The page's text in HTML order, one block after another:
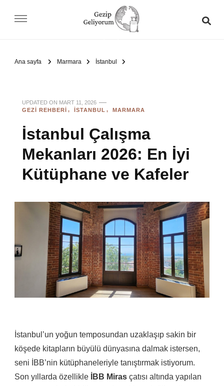
Ana sayfa Marmara İstanbul
UPDATED ON MART 11, 2026
GEZI REHBERI
İSTANBUL MARMARA
İstanbul Çalışma
Mekanları 2026: En İyi
Kütüphane ve Kafeler
İstanbul’un yoğun temposundan uzaklaşıp sakin bir
köşede kitapların büyülü dünyasına dalmak istersen,
seni İBB’nin kütüphaneleriyle tanıştırmak istiyorum.
Son yıllarda özellikle
İBB Miras çatısı altında yapılan